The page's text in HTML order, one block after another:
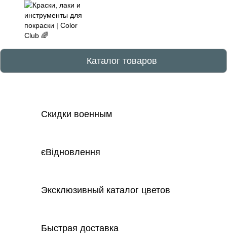
Каталог товаров
Скидки военным
єВідновлення
Эксклюзивный каталог цветов
Быстрая доставка